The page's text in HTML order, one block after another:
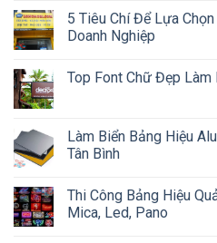
5 Tiêu Chí Để Lựa
Doanh Nghiệp
Top Font Chữ Đẹp Làm
Làm Biển Bảng Hiệu
Tân Bình
Thi Công Bảng Hiệu
Mica, Led, Pano